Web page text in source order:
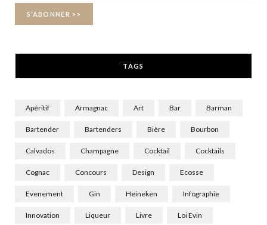
TAGS
Apéritif Armagnac Art Bar Barman
Bartender Bartenders Bière Bourbon
Calvados Champagne Cocktail Cocktails
Cognac Concours Design Ecosse
Evenement Gin Heineken Infographie
Innovation Liqueur Livre Loi Evin